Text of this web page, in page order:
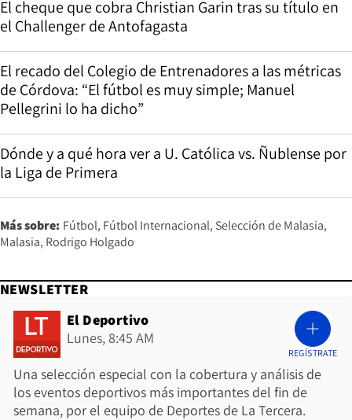
El cheque que cobra Christian Garin tras su título en
el Challenger de Antofagasta
El recado del Colegio de Entrenadores a las métricas
de Córdova: “El fútbol es muy simple; Manuel
Pellegrini lo ha dicho”
Dónde y a qué hora ver a U. Católica vs. Ñublense por
la Liga de Primera
Más sobre: Fútbol Fútbol Internacional Selección de Malasia
Malasia Rodrigo Holgado
NEWSLETTER
El Deportivo
Lunes, 8:45 AM
Una selección especial con la cobertura y análisis de
los eventos deportivos más importantes del fin de
semana, por el equipo de Deportes de La Tercera.
REGÍSTRATE